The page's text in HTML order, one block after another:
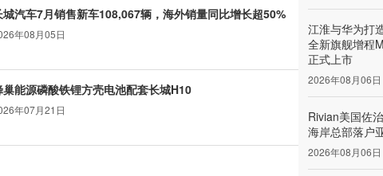
城汽车7月销售新车108,067辆，海外销量同比增长超50%
年08月05日
巢能源磷酸铁锂方壳电池配套长城H10
年07月21日
江淮与华为打
全新旗舰增程
正式上市
2026年08月06日
Rivian美国佐
海岸总部落户
2026年08月06日